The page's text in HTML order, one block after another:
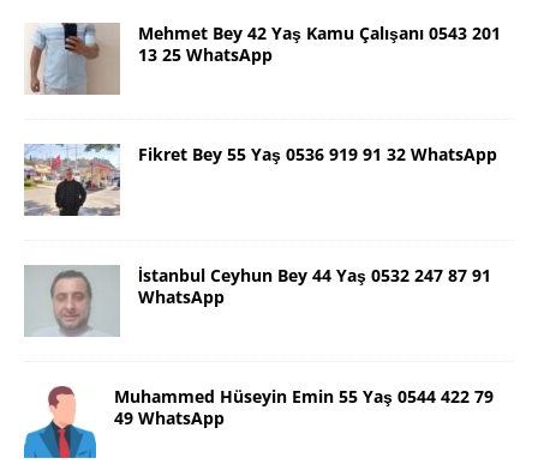
Mehmet Bey 42 Yaş Kamu Çalışanı 0543 201
13 25 WhatsApp
Fikret Bey 55 Yaş 0536 919 91 32 WhatsApp
İstanbul Ceyhun Bey 44 Yaş 0532 247 87 91
WhatsApp
Muhammed Hüseyin Emin 55 Yaş 0544 422 79
49 WhatsApp